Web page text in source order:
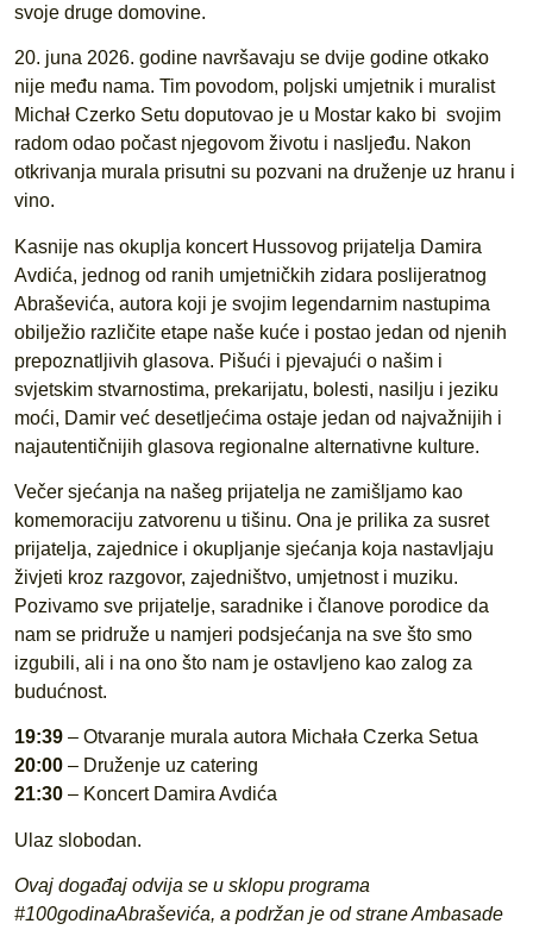
svoje druge domovine.
20. juna 2026. godine navršavaju se dvije godine otkako
nije među nama. Tim povodom, poljski umjetnik i muralist
Michał Czerko Setu doputovao je u Mostar kako bi svojim
radom odao počast njegovom životu i nasljeđu. Nakon
otkrivanja murala prisutni su pozvani na druženje uz hranu i
vino.
Kasnije nas okuplja koncert Hussovog prijatelja Damira
Avdića, jednog od ranih umjetničkih zidara poslijeratnog
Abraševića, autora koji je svojim legendarnim nastupima
obilježio različite etape naše kuće i postao jedan od njenih
prepoznatljivih glasova. Pišući i pjevajući o našim i
svjetskim stvarnostima, prekarijatu, bolesti, nasilju i jeziku
moći, Damir već desetljećima ostaje jedan od najvažnijih i
najautentičnijih glasova regionalne alternativne kulture.
Večer sjećanja na našeg prijatelja ne zamišljamo kao
komemoraciju zatvorenu u tišinu. Ona je prilika za susret
prijatelja, zajednice i okupljanje sjećanja koja nastavljaju
živjeti kroz razgovor, zajedništvo, umjetnost i muziku.
Pozivamo sve prijatelje, saradnike i članove porodice da
nam se pridruže u namjeri podsjećanja na sve što smo
izgubili, ali i na ono što nam je ostavljeno kao zalog za
budućnost.
19:39 – Otvaranje murala autora Michała Czerka Setua
20:00 – Druženje uz catering
21:30 – Koncert Damira Avdića
Ulaz slobodan.
Ovaj događaj odvija se u sklopu programa
#100godinaAbraševića, a podržan je od strane Ambasade